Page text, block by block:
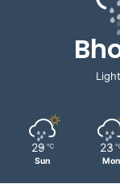
29 ℃
Sun
23
Mon